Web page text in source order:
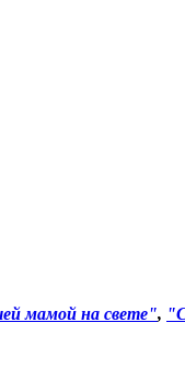
мамой на свете",